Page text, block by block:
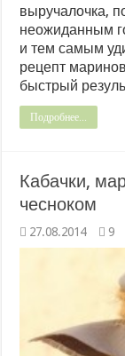
выручалочка,
неожиданным
и тем самым
рецепт
быстрый
Подробнее...
Кабачки,
чесноком
27.08.2014 9